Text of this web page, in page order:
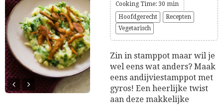
Cooking Time: 30 min
Hoofdgerecht
Recepten
Vegetarisch
Zin in stamppot maar wil je
wel eens wat anders? Maak
eens andijviestamppot met
gyros! Een heerlijke twist
aan deze makkelijke